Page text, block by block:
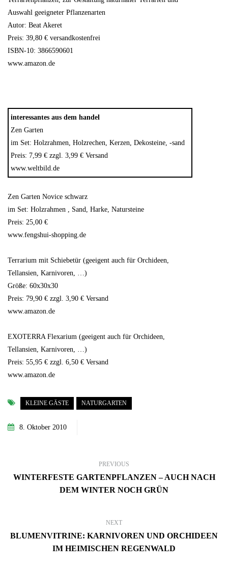
Auswahl geeigneter Pflanzenarten
Autor: Beat Akeret
Preis: 39,80 € versandkostenfrei
ISBN-10: 3866590601
www.amazon.de
interessantes aus dem handel
Zen Garten
im Set: Holzrahmen, Holzrechen, Kerzen, Dekosteine, -sand
Preis: 7,99 € zzgl. 3,99 € Versand
www.weltbild.de
Zen Garten Novice schwarz
im Set: Holzrahmen , Sand, Harke, Natursteine
Preis: 25,00 €
www.fengshui-shopping.de
Terrarium mit Schiebetür (geeigent auch für Orchideen,
Tellansien, Karnivoren, …)
Größe: 60x30x30
Preis: 79,90 € zzgl. 3,90 € Versand
www.amazon.de
EXOTERRA Flexarium (geeigent auch für Orchideen,
Tellansien, Karnivoren, …)
Preis: 55,95 € zzgl. 6,50 € Versand
www.amazon.de
KLEINE GÄSTE NATURGARTEN
8. Oktober 2010
PREVIOUS
WINTERFESTE GARTENPFLANZEN – AUCH NACH
DEM WINTER NOCH GRÜN
NEXT
BLUMENVITRINE: KARNIVOREN UND ORCHIDEEN
IM HEIMISCHEN REGENWALD